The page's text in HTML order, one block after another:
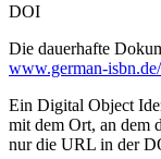
DOI
Die dauerhafte
www.german-
Ein Digital Object
mit dem Ort, an dem
nur die URL in der